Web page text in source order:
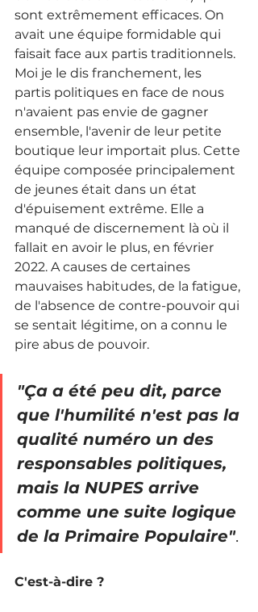
sont extrêmement efficaces. On
avait une équipe formidable qui
faisait face aux partis traditionnels.
Moi je le dis franchement, les
partis politiques en face de nous
n'avaient pas envie de gagner
ensemble, l'avenir de leur petite
boutique leur importait plus. Cette
équipe composée principalement
de jeunes était dans un état
d'épuisement extrême. Elle a
manqué de discernement là où il
fallait en avoir le plus, en février
2022. A causes de certaines
mauvaises habitudes, de la fatigue,
de l'absence de contre-pouvoir qui
se sentait légitime, on a connu le
pire abus de pouvoir.
"Ça a été peu dit, parce
que l'humilité n'est pas la
qualité numéro un des
responsables politiques,
mais la NUPES arrive
comme une suite logique
de la Primaire Populaire".
C'est-à-dire ?